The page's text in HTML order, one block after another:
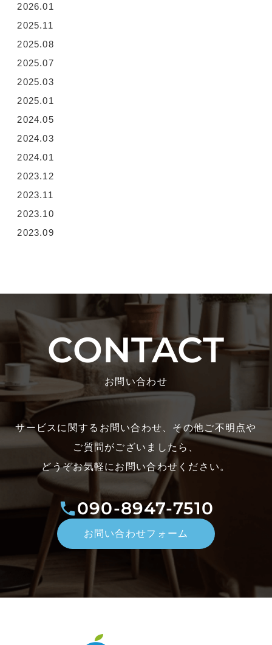
2026.01
2025.11
2025.08
2025.07
2025.03
2025.01
2024.05
2024.03
2024.01
2023.12
2023.11
2023.10
2023.09
CONTACT
お問い合わせ
サービスに関するお問い合わせ、その他ご不明点や
ご質問がございましたら、
どうぞお気軽にお問い合わせください。
090-8947-7510
お問い合わせフォーム